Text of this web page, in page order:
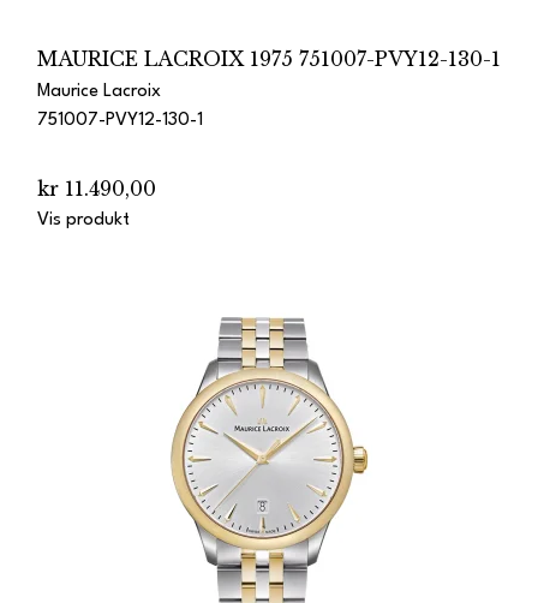
MAURICE LACROIX 1975 751007-PVY12-130-1
Maurice Lacroix
751007-PVY12-130-1
kr 11.490,00
Vis produkt